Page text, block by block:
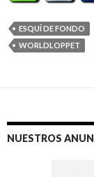
ESQUÍ DE FONDO
WORLDLOPPET
NUESTROS